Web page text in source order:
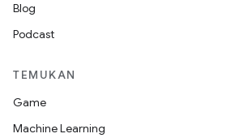
Blog
Podcast
TEMUKAN
Game
Machine Learning